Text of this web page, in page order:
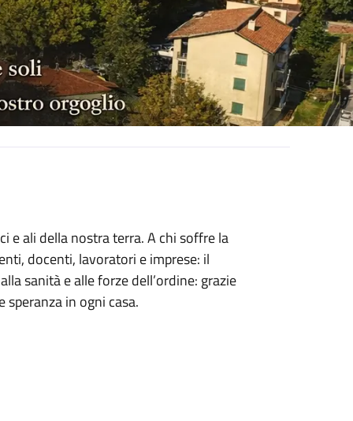
e ali della nostra terra. A chi soffre la
docenti, lavoratori e imprese: il
sanità e alle forze dell’ordine: grazie
speranza in ogni casa.